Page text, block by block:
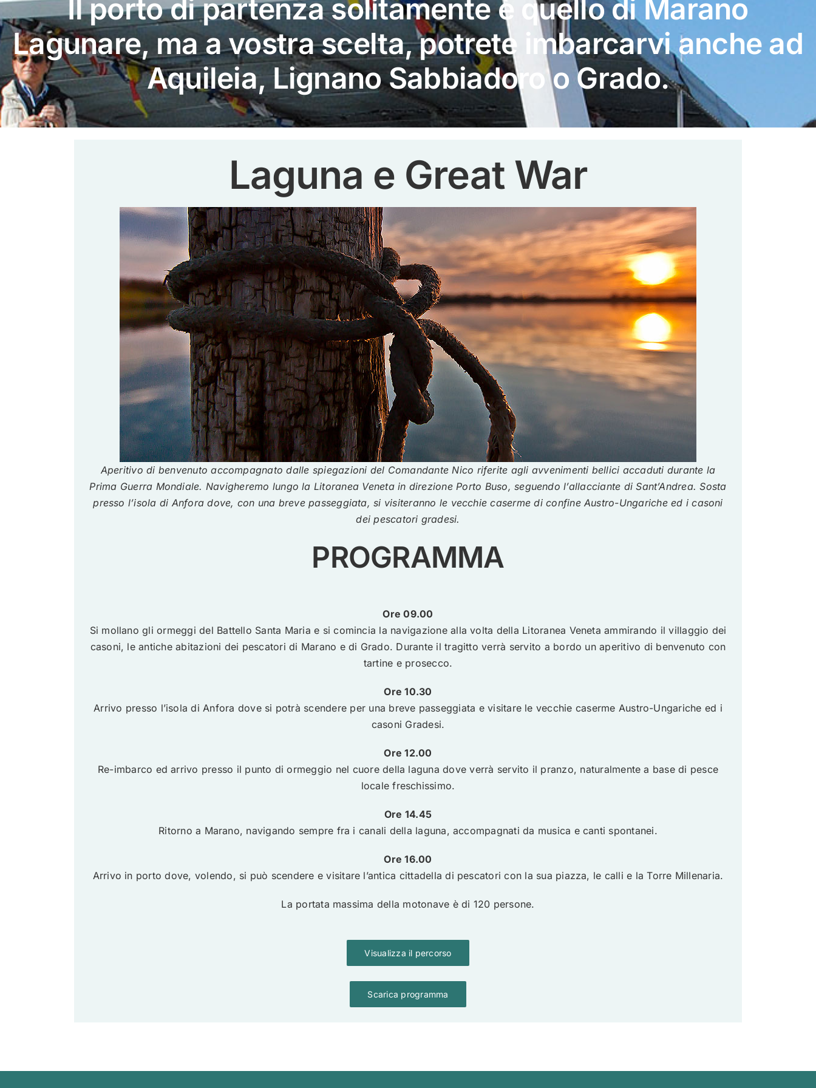
Il porto di partenza solitamente è quello di Marano
Lagunare, ma a vostra scelta, potrete imbarcarvi anche ad
Aquileia, Lignano Sabbiadoro o Grado.
Laguna e Great War
Aperitivo di benvenuto accompagnato dalle spiegazioni del Comandante Nico riferite agli avvenimenti bellici accaduti durante la
Prima Guerra Mondiale. Navigheremo lungo la Litoranea Veneta in direzione Porto Buso, seguendo l’allacciante di Sant’Andrea. Sosta
presso l’isola di Anfora dove, con una breve passeggiata, si visiteranno le vecchie caserme di confine Austro-Ungariche ed i casoni
dei pescatori gradesi.
PROGRAMMA
Ore 09.00
Si mollano gli ormeggi del Battello Santa Maria e si comincia la navigazione alla volta della Litoranea Veneta ammirando il villaggio dei
casoni, le antiche abitazioni dei pescatori di Marano e di Grado. Durante il tragitto verrà servito a bordo un aperitivo di benvenuto con
tartine e prosecco.
Ore 10.30
Arrivo presso l’isola di Anfora dove si potrà scendere per una breve passeggiata e visitare le vecchie caserme Austro-Ungariche ed i
casoni Gradesi.
Ore 12.00
Re-imbarco ed arrivo presso il punto di ormeggio nel cuore della laguna dove verrà servito il pranzo, naturalmente a base di pesce
locale freschissimo.
Ore 14.45
Ritorno a Marano, navigando sempre fra i canali della laguna, accompagnati da musica e canti spontanei.
Ore 16.00
Arrivo in porto dove, volendo, si può scendere e visitare l’antica cittadella di pescatori con la sua piazza, le calli e la Torre Millenaria.
La portata massima della motonave è di 120 persone.
Visualizza il percorso
Scarica programma